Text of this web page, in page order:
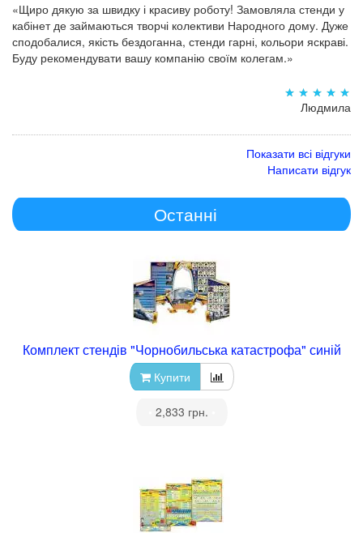
«Щиро дякую за швидку і красиву роботу! Замовляла стенди у
кабінет де займаються творчі колективи Народного дому. Дуже
сподобалися, якість бездоганна, стенди гарні, кольори яскраві.
Буду рекомендувати вашу компанію своїм колегам.»
Людмила
Показати всі відгуки
Написати відгук
Останні
Комплект стендів "Чорнобильська катастрофа" синій
Купити
2,833 грн.